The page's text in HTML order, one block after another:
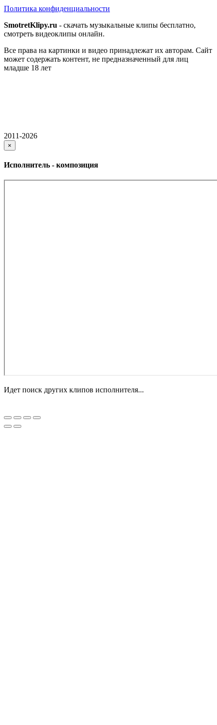
Политика конфиденциальности
SmotretKlipy.ru - скачать музыкальные клипы бесплатно,
смотреть видеоклипы онлайн.
Все права на картинки и видео принадлежат их авторам. Сайт
может содержать контент, не предназначенный для лиц
младше 18 лет
2011-2026
×
Исполнитель - композиция
Идет поиск других клипов исполнителя...